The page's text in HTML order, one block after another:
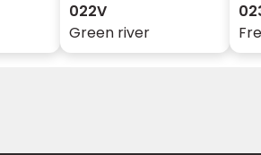
022V
Green river